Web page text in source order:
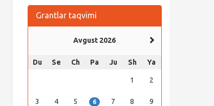
Grantlar taqvimi
Avgust 2026
Du Se Ch Pa Ju Sh Ya
1 2
3 4 5 6 7 8 9